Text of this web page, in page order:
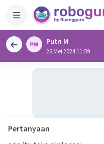
Putri M
26 Mei 2024 11:59
Pertanyaan